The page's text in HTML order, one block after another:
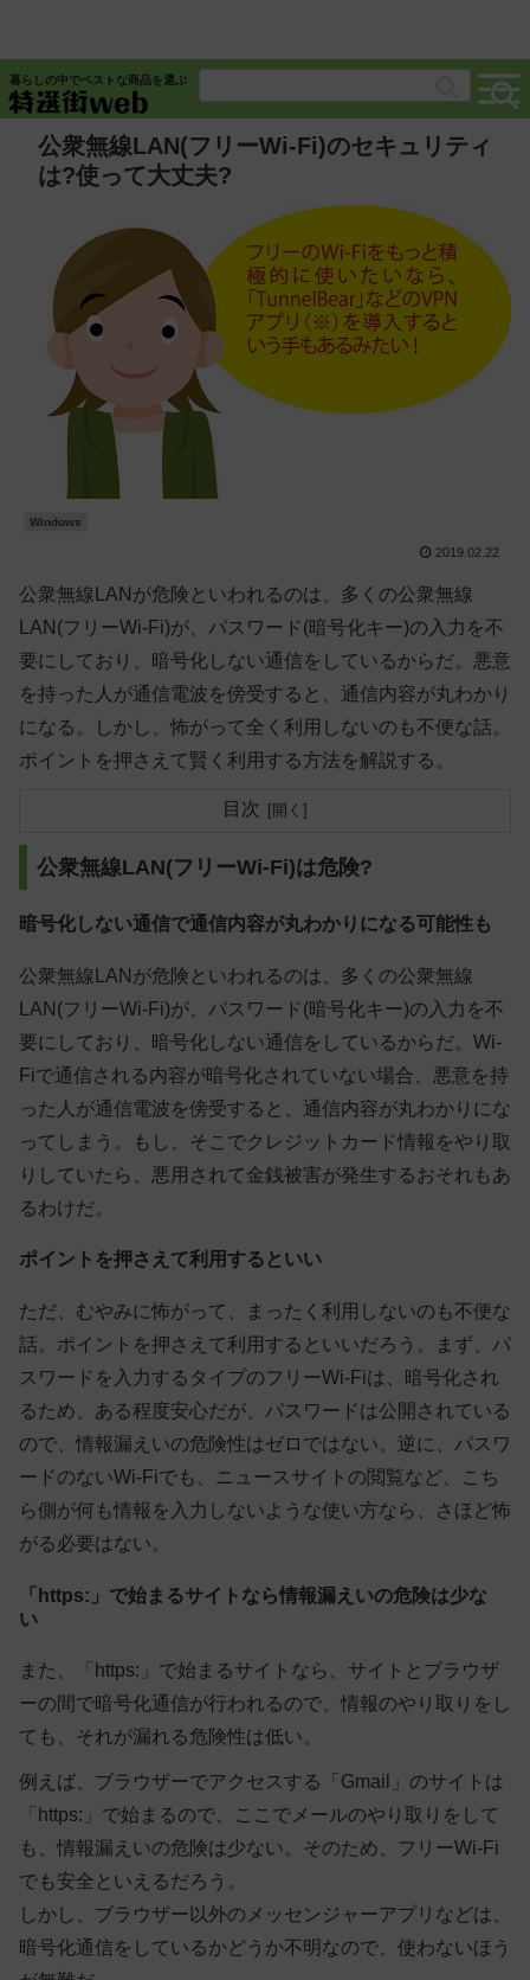
暮らしの中でベストな商品を選ぶ
公衆無線LAN(フリーWi-Fi)のセキュリティ
は?使って大丈夫?
Windows
2019.02.22
公衆無線LANが危険といわれるのは、多くの公衆無線
LAN(フリーWi-Fi)が、パスワード(暗号化キー)の入力を不
要にしており、暗号化しない通信をしているからだ。悪意
を持った人が通信電波を傍受すると、通信内容が丸わかり
になる。しかし、怖がって全く利用しないのも不便な話。
ポイントを押さえて賢く利用する方法を解説する。
目次
公衆無線LAN(フリーWi-Fi)は危険?
暗号化しない通信で通信内容が丸わかりになる可能性も
公衆無線LANが危険といわれるのは、多くの公衆無線
LAN(フリーWi-Fi)が、パスワード(暗号化キー)の入力を不
要にしており、暗号化しない通信をしているからだ。Wi-
Fiで通信される内容が暗号化されていない場合、悪意を持
った人が通信電波を傍受すると、通信内容が丸わかりにな
ってしまう。もし、そこでクレジットカード情報をやり取
りしていたら、悪用されて金銭被害が発生するおそれもあ
るわけだ。
ポイントを押さえて利用するといい
ただ、むやみに怖がって、まったく利用しないのも不便な
話。ポイントを押さえて利用するといいだろう。まず、 パ
スワードを入力するタイプのフリーWi-Fiは、暗号化され
るため、ある程度安心だが、パスワードは公開されている
ので、情報漏えいの危険性はゼロではない。逆に、パスワ
ードのないWi-Fiでも、
ニュースサイトの閲覧など、こち
ら側が何も情報を入力しないような使い方なら、さほど怖
がる必要はない。
「https:」で始まるサイトなら情報漏えいの危険は少な
い
また、
「https:」で始まるサイトなら、サイトとブラウザ
ーの間で暗号化通信が行われるので、情報のやり取りをし
ても、それが漏れる危険性は低い。
例えば、ブラウザーでアクセスする「Gmail」のサイトは
「https:」で始まるので、ここでメールのやり取りをして
も、情報漏えいの危険は少ない。そのため、フリーWi-Fi
でも安全といえるだろう。
しかし、ブラウザー以外のメッセンジャーアプリなどは、
暗号化通信をしているかどうか不明なので、使わないほう